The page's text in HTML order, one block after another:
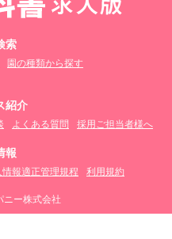
索
園の種類から探す
紹介
よくある質問 採用ご担当者様へ
報
情報適正管理規程 利用規約
ー株式会社